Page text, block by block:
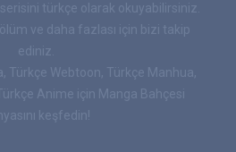
türkçe olarak okuyabilirsiniz.
ve daha fazlası için bizi takip
ediniz.
Türkçe Webtoon, Türkçe Manhua,
Anime için Manga Bahçesi
keşfedin!